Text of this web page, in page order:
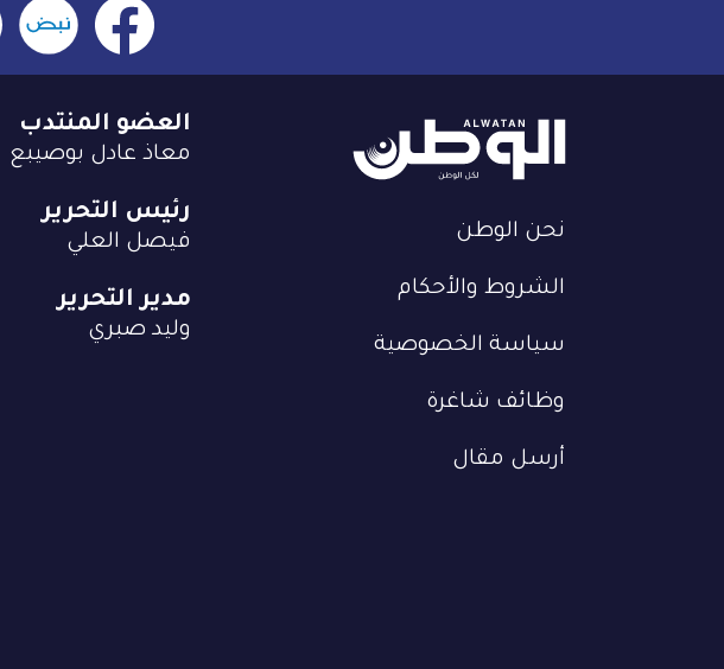
نحن الوطن
الشروط والأحكام
سياسة الخصوصية
وظائف شاغرة
أرسل مقال
العضو المنتدب
معاذ عادل بوصيبع
رئيس التحرير
فيصل العلي
مدير التحرير
وليد صبري